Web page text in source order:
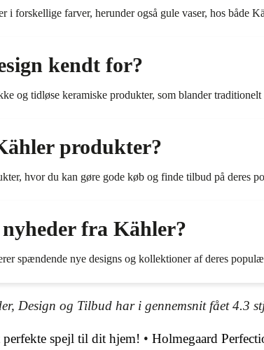
i forskellige farver, herunder også gule vaser, hos både
kendt for?
og tidløse keramiske produkter, som blander
produkter?
hvor du kan gøre gode køb og finde tilbud på deres
fra Kähler?
spændende nye designs og kollektioner af deres
Design og Tilbud har i gennemsnit fået4.3
spejl til dit hjem! • Holmegaard